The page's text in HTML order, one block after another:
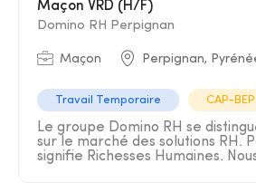
Maçon VRD (H/F)
Domino RH Perpignan
Maçon Perpignan,
Travail Temporaire CAP-BEP
Le groupe Domino RH se
sur le marché des solutions RH.
signifie Richesses Humaines.